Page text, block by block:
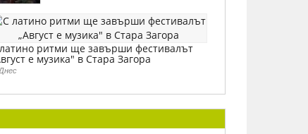
ритми ще завърши фестивалът
е музика" в Стара Загора